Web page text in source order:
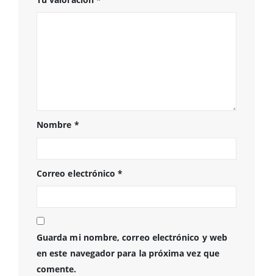
Nombre *
Correo electrónico*
Guarda mi nombre, correo electrónico y web
en este navegador para la próxima vez que
comente.